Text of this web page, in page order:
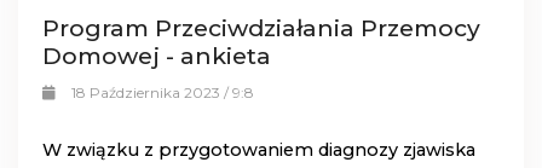
Program Przeciwdziałania Przemocy
Domowej - ankieta
18 Października 2023 / 9:8
W związku z przygotowaniem diagnozy zjawiska